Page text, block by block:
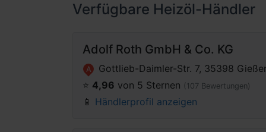
Verfügbare Heizöl-Händler
Adolf Roth GmbH & Co. KG
A
Gottlieb-Daimler-Str. 7, 35398
⭐️ 4,96 von 5 Sternen (107 Bewertungen)
📱 Händlerprofil anzeigen